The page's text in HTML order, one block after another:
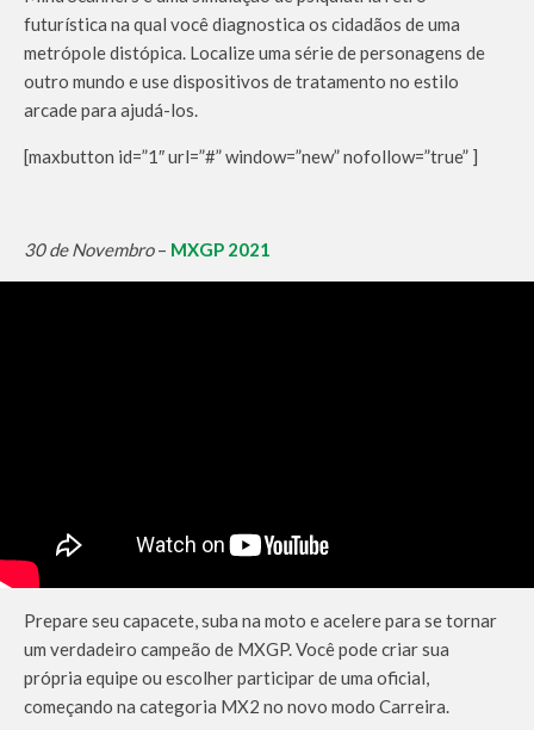
futurística na qual você diagnostica os cidadãos de uma
metrópole distópica. Localize uma série de personagens de
outro mundo e use dispositivos de tratamento no estilo
arcade para ajudá-los.
[maxbutton id=”1″ url=”#” window=”new” nofollow=”true” ]
30 de Novembro– MXGP 2021
Prepare seu capacete, suba na moto e acelere para se tornar
um verdadeiro campeão de MXGP. Você pode criar sua
própria equipe ou escolher participar de uma oficial,
começando na categoria MX2 no novo modo Carreira.